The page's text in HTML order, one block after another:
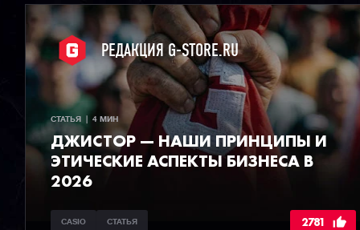
РЕДАКЦИЯ G-STORE.RU
СТАТЬЯ  |  4 МИН
ДЖИСТОР — НАШИ ПРИНЦИПЫ И
ЭТИЧЕСКИЕ АСПЕКТЫ БИЗНЕСА В
2026
CASIO СТАТЬЯ 2781